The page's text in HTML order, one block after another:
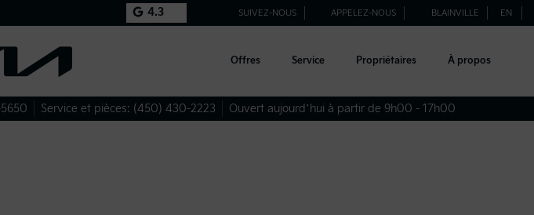
4.3 SUIVEZ-NOUS APPELEZ-NOUS BLAINVILLE EN
Offres Service Propriétaires À propos
Service et pièces: (450) 430-2223 Ouvert aujourd’hui à partir de 9h00 - 17h00